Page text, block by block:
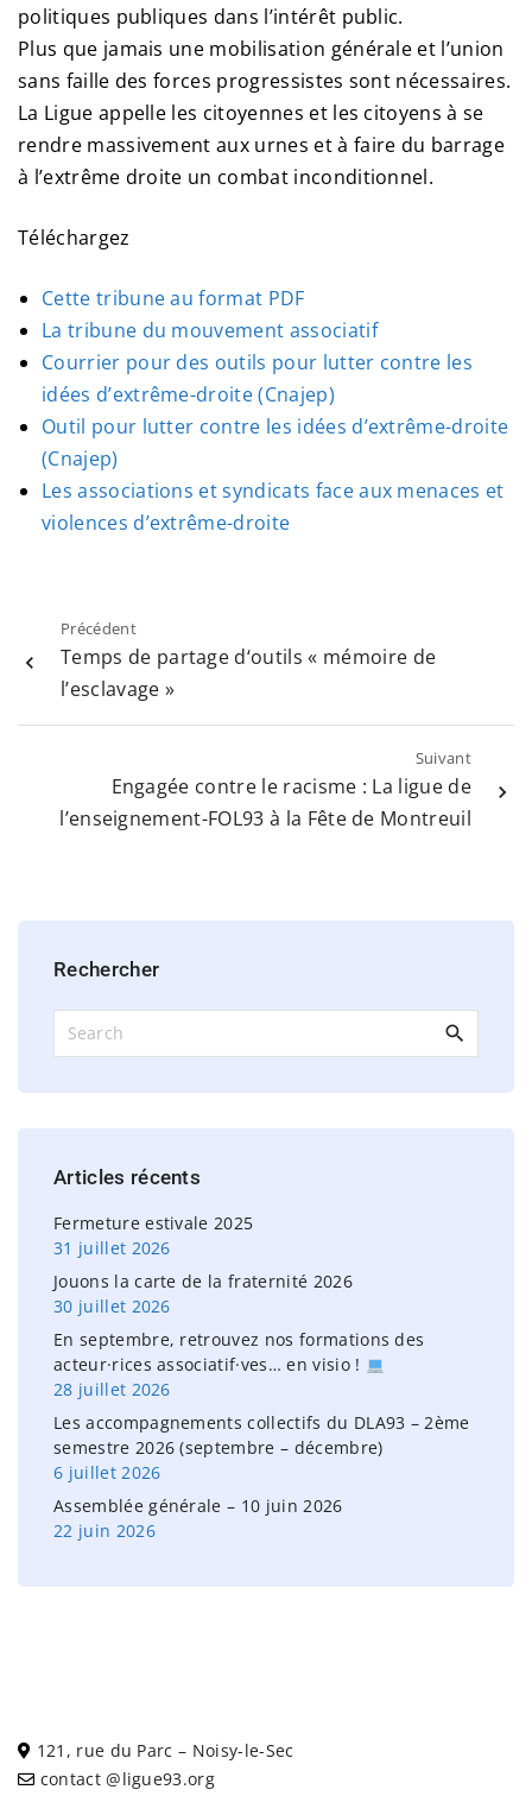
politiques publiques dans l’intérêt public.
Plus que jamais une mobilisation générale et l’union
sans faille des forces progressistes sont nécessaires.
La Ligue appelle les citoyennes et les citoyens à se
rendre massivement aux urnes et à faire du barrage
à l’extrême droite un combat inconditionnel.
Téléchargez
Cette tribune au format PDF
La tribune du mouvement associatif
Courrier pour des outils pour lutter contre les
idées d’extrême-droite (Cnajep)
Outil pour lutter contre les idées d’extrême-droite
(Cnajep)
Les associations et syndicats face aux menaces et
violences d’extrême-droite
Précédent
Temps de partage d‘outils « mémoire de
l’esclavage »
Suivant
Engagée contre le racisme : La ligue de
l’enseignement-FOL93 à la Fête de Montreuil
Rechercher
Articles récents
Fermeture estivale 2025
31 juillet 2026
Jouons la carte de la fraternité 2026
30 juillet 2026
En septembre, retrouvez nos formations des
acteur·rices associatif·ves… en visio !
28 juillet 2026
Les accompagnements collectifs du DLA93 – 2ème
semestre 2026 (septembre – décembre)
6 juillet 2026
Assemblée générale – 10 juin 2026
22 juin 2026
121, rue du Parc – Noisy-le-Sec
contact @ligue93.org